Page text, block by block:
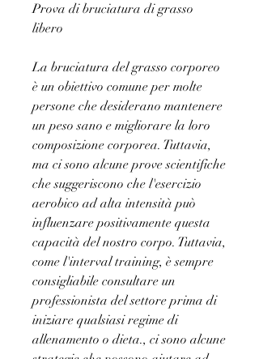
Prova di bruciatura di grasso
libero
La bruciatura del grasso corporeo
è un obiettivo comune per molte
persone che desiderano mantenere
un peso sano e migliorare la loro
composizione corporea. Tuttavia,
ma ci sono alcune prove scientifiche
che suggeriscono che l'esercizio
aerobico ad alta intensità può
influenzare positivamente questa
capacità del nostro corpo. Tuttavia,
come l'interval training, è sempre
consigliabile consultare un
professionista del settore prima di
iniziare qualsiasi regime di
allenamento o dieta., ci sono alcune